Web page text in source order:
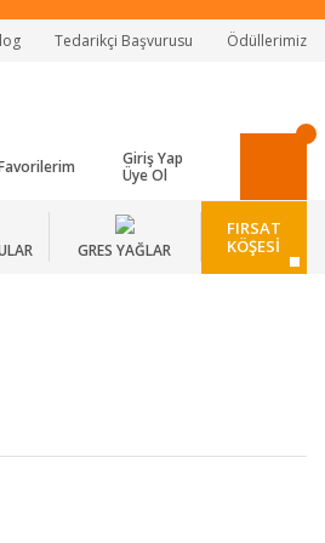
Tedarikçi Başvurusu Ödüllerimiz
Giriş Yap
Üye Ol
GRES YAĞLAR
FIRSAT
KÖŞESİ